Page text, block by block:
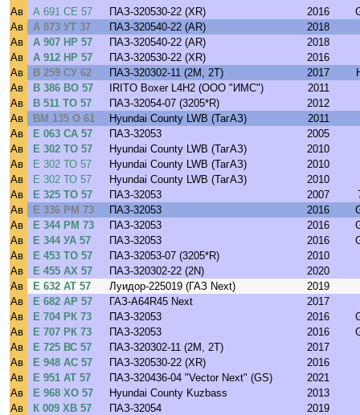
Ав
А 691 СЕ 57 ПАЗ-320530-22 (XR) 2016
Ав
А 873 УТ 37 ПАЗ-320540-22 (AR)
2018
Ав
А 907 НР 57 ПАЗ-320540-22 (AR)
2018
Ав
А 912 НР 57 ПАЗ-320530-22 (XR)
2016
Ав
В 259 СУ 62 ПАЗ-320302-11 (2M, 2T) 2017
Ав
В 386 ВО 57 IRITO Boxer L4H2 (ООО "ИМС")
2011
Ав
В 511 ТО 57 ПАЗ-32054-07 (3205*R)
2012
Ав
ВМ 135 О 61 Hyundai County LWB (ТагАЗ)
2011
Ав
Е 063 СА 57 ПАЗ-32053
2005
Ав
Е 302 ТО 57 Hyundai County LWB (ТагАЗ)
2010
Ав
Е 302 ТО 57 Hyundai County LWB (ТагАЗ)
2010
Ав
Е 302 ТО 57 Hyundai County LWB (ТагАЗ)
2010
Ав
Е 325 ТО 57 ПАЗ-32053 2007
Ав
Е 336 РМ 73 ПАЗ-32053 2016
Ав
Е 344 РМ 73 ПАЗ-32053 2016
Ав
Е 344 УА 57 ПАЗ-32053 2016
Ав
Е 453 ТО 57 ПАЗ-32053-07 (3205*R)
2010
Ав
Е 455 АХ 57 ПАЗ-320302-22 (2N)
2020
Ав
Е 632 АТ 57 Луидор-225019 (ГАЗ Next)
2019
Ав
Е 682 АР 57 ГАЗ-A64R45 Next
2017
Ав
Е 704 РК 73 ПАЗ-32053 2016
Ав
Е 707 РК 73 ПАЗ-32053 2016
Ав
Е 725 ВС 57 ПАЗ-320302-11 (2M, 2T)
2017
Ав
Е 948 АС 57 ПАЗ-320530-22 (XR)
2016
Ав
Е 951 АТ 57 ПАЗ-320436-04 "Vector Next" (GS)
2021
Ав
Е 968 ХО 57 Hyundai County Kuzbass
2013
Ав
К 009 ХВ 57 ПАЗ-32054
2019